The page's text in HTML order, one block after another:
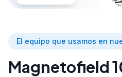
El equipo que usamos en
Magnetofield